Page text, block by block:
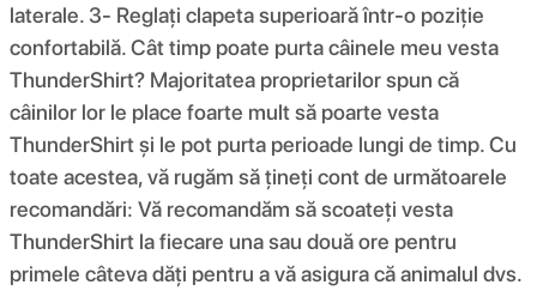
laterale. 3- Reglați clapeta superioară într-o poziție
confortabilă. Cât timp poate purta câinele meu vesta
ThunderShirt? Majoritatea proprietarilor spun că
câinilor lor le place foarte mult să poarte vesta
ThunderShirt și le pot purta perioade lungi de timp. Cu
toate acestea, vă rugăm să țineți cont de următoarele
recomandări: Vă recomandăm să scoateți vesta
ThunderShirt la fiecare una sau două ore pentru
primele câteva dăți pentru a vă asigura că animalul dvs.